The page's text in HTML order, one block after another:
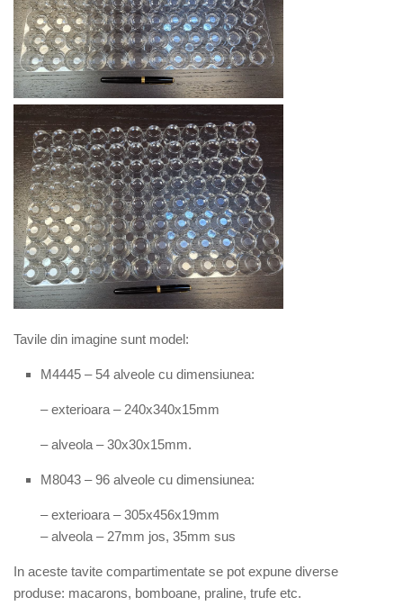
Tavile din imagine sunt model:
M4445 – 54 alveole cu dimensiunea:
– exterioara – 240x340x15mm
– alveola – 30x30x15mm.
M8043 – 96 alveole cu dimensiunea:
– exterioara – 305x456x19mm
– alveola – 27mm jos, 35mm sus
In aceste tavite compartimentate se pot expune diverse
produse: macarons, bomboane, praline, trufe etc.